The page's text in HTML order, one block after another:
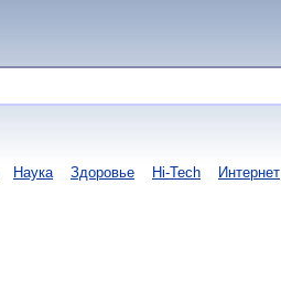
Наука Здоровье Hi-Tech Интернет